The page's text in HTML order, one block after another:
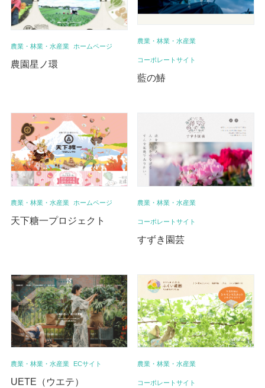
農業・林業・水産業 ホームページ
農園星ノ環
農業・林業・水産業
コーポレートサイト
藍の鰆
農業・林業・水産業 ホームページ
天下糖一プロジェクト
農業・林業・水産業
コーポレートサイト
すずき園芸
農業・林業・水産業 ECサイト
UETE（ウエテ）
農業・林業・水産業
コーポレートサイト